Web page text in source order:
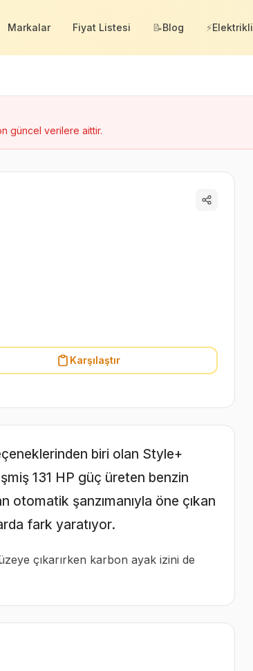
Markalar Fiyat Listesi 📝Blog ⚡Elektrikli
güncel verilere aittir.
Karşılaştır
biri olan Style+
131 HP güç üreten benzin
şanzımanıyla öne çıkan
fark yaratıyor.
çıkarırken karbon ayak izini de